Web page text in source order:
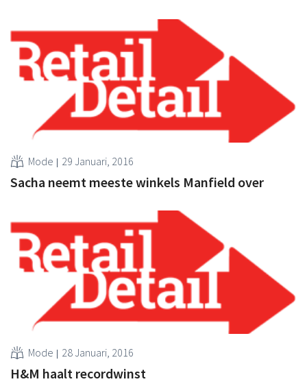
Mode 29 Januari, 2016
Sacha neemt meeste winkels Manfield over
Mode 28 Januari, 2016
H&M haalt recordwinst